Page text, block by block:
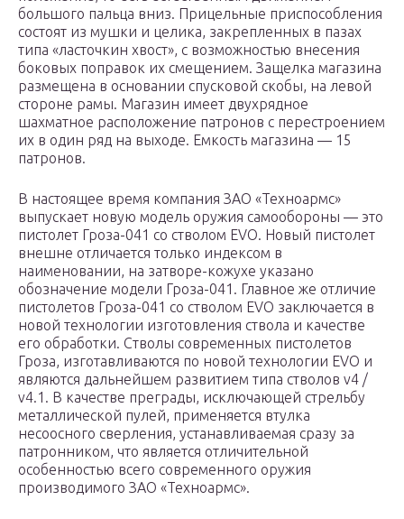
большого пальца вниз. Прицельные приспособления
состоят из мушки и целика, закрепленных в пазах
типа «ласточкин хвост», с возможностью внесения
боковых поправок их смещением. Защелка магазина
размещена в основании спусковой скобы, на левой
стороне рамы. Магазин имеет двухрядное
шахматное расположение патронов с перестроением
их в один ряд на выходе. Емкость магазина — 15
патронов.
В настоящее время компания ЗАО «Техноармс»
выпускает новую модель оружия самообороны — это
пистолет Гроза-041 со стволом EVO. Новый пистолет
внешне отличается только индексом в
наименовании, на затворе-кожухе указано
обозначение модели Гроза-041. Главное же отличие
пистолетов Гроза-041 со стволом EVO заключается в
новой технологии изготовления ствола и качестве
его обработки. Стволы современных пистолетов
Гроза, изготавливаются по новой технологии EVO и
являются дальнейшем развитием типа стволов v4 /
v4.1. В качестве преграды, исключающей стрельбу
металлической пулей, применяется втулка
несоосного сверления, устанавливаемая сразу за
патронником, что является отличительной
особенностью всего современного оружия
производимого ЗАО «Техноармс».